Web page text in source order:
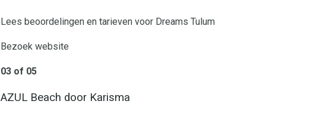
Lees beoordelingen en tarieven voor Dreams Tulum
Bezoek website
03 of 05
AZUL Beach door Karisma